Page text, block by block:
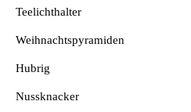
Teelichthalter
Weihnachtspyramiden
Hubrig
Nussknacker